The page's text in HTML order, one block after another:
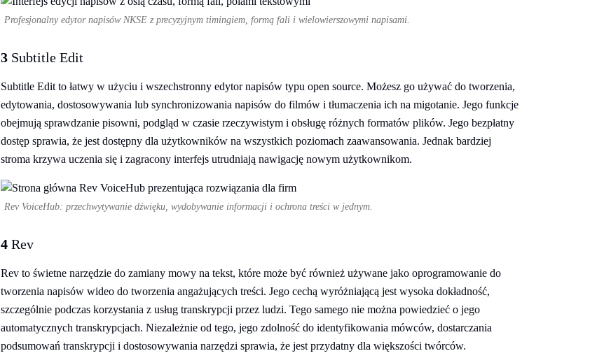
Profesjonalny edytor napisów NKSE z precyzyjnym timingiem, formą fali i wielowierszowymi napisami.
3 Subtitle Edit
Subtitle Edit to łatwy w użyciu i wszechstronny edytor napisów typu open source. Możesz go używać do tworzenia,
edytowania, dostosowywania lub synchronizowania napisów do filmów i tłumaczenia ich na migotanie. Jego funkcje
obejmują sprawdzanie pisowni, podgląd w czasie rzeczywistym i obsługę różnych formatów plików. Jego bezpłatny
dostęp sprawia, że jest dostępny dla użytkowników na wszystkich poziomach zaawansowania. Jednak bardziej
stroma krzywa uczenia się i zagracony interfejs utrudniają nawigację nowym użytkownikom.
Rev VoiceHub: przechwytywanie dźwięku, wydobywanie informacji i ochrona treści w jednym.
4 Rev
Rev to świetne narzędzie do zamiany mowy na tekst, które może być również używane jako oprogramowanie do
tworzenia napisów wideo do tworzenia angażujących treści. Jego cechą wyróżniającą jest wysoka dokładność,
szczególnie podczas korzystania z usług transkrypcji przez ludzi. Tego samego nie można powiedzieć o jego
automatycznych transkrypcjach. Niezależnie od tego, jego zdolność do identyfikowania mówców, dostarczania
podsumowań transkrypcji i dostosowywania narzędzi sprawia, że jest przydatny dla większości twórców.